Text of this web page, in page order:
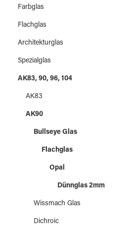
Farbglas
Flachglas
Architekturglas
Spezialglas
AK83, 90, 96, 104
AK83
AK90
Bullseye Glas
Flachglas
Opal
Dünnglas 2mm
Wissmach Glas
Dichroic